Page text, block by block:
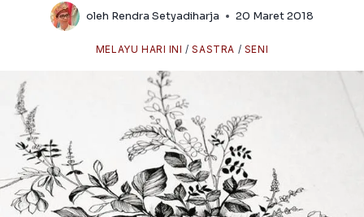
oleh Rendra Setyadiharja 20 Maret 2018
MELAYU HARI INI /SASTRA / SENI